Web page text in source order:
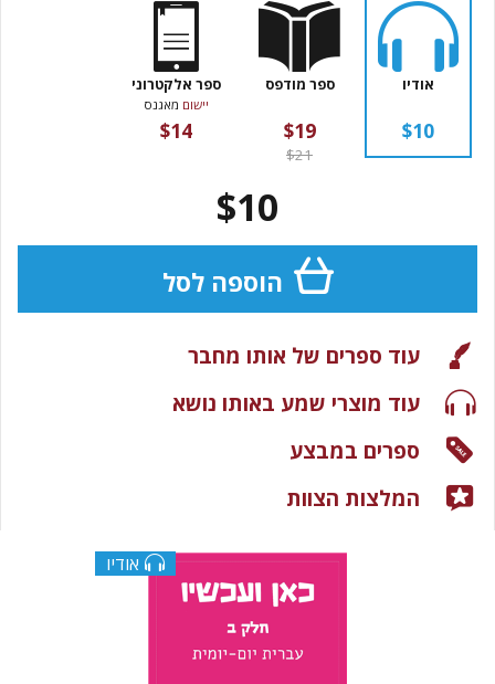
אודיו
אודיו
$10
ספר מודפס
$19
$21
ספר אלקטרוני
יישום מאגנס
$14
$10
הוספה לסל
עוד ספרים של אותו מחבר
עוד מוצרי שמע באותו נושא
ספרים במבצע
המלצות הצוות